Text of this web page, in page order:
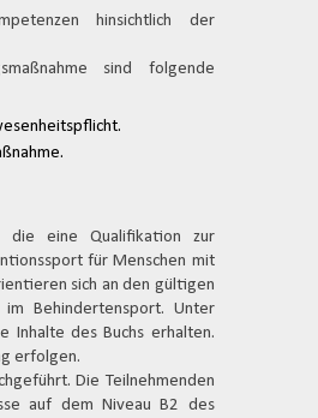
hinsichtlich der
sind folgende
die eine Qualifikation zur
für Menschen mit
sich an den gültigen
Behindertensport. Unter
Inhalte des Buchs erhalten.
erfolgen.
Die Teilnehmenden
auf dem Niveau B2 des